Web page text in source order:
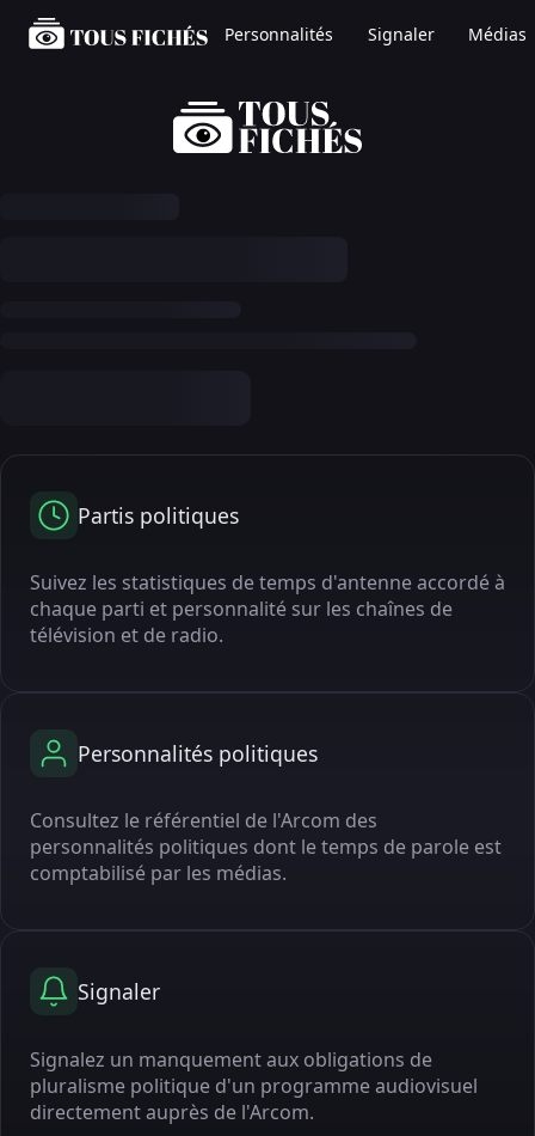
Personnalités Signaler Médias
Partis politiques
Suivez les statistiques de temps d'antenne accordé à
chaque parti et personnalité sur les chaînes de
télévision et de radio.
Personnalités politiques
Consultez le référentiel de l'Arcom des
personnalités politiques dont le temps de parole est
comptabilisé par les médias.
Signaler
Signalez un manquement aux obligations de
pluralisme politique d'un programme audiovisuel
directement auprès de l'Arcom.